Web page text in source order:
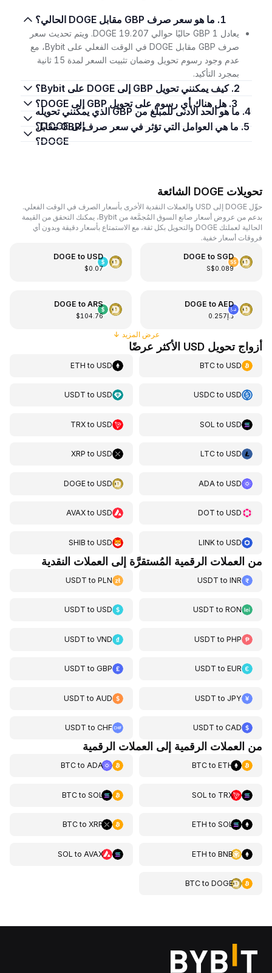
1. ما هو سعر صرف GBP مقابل DOGE الحالي؟
يعادل 1 GBP حاليًا حوالي 19.207 DOGE. ويتم تحديث سعر
صرف GBP مقابل DOGE في الوقت الفعلي على Bybit، مع
عدم وجود رسوم تحويل وضمان تثبيت السعر لمدة 15 ثانية
بمجرد التأكيد.
2. كيف يمكنني تحويل GBP إلى DOGE على Bybit؟
3. هل هناك أي رسوم على تحويل GBP إلى DOGE؟
4. ما هو الحد الأدنى للمبلغ من GBP الذي يمكنني تحويله
إلى DOGE؟
5. ما هي العوامل التي تؤثر في سعر صرف GBP مقابل
DOGE؟
تحويلات DOGE الشائعة
حوِّل DOGE إلى USD والعملات النقدية الأخرى بأسعار الصرف في الوقت الفعلي.
بدعم من عروض أسعار صانع السوق المُجمَّعة من Bybit، يمكنك التحقق من القيمة
الحالية لعملتك DOGE والتحويل بكل ثقة، مع الاستمتاع بأسعار دقيقة وبدون أي
فروقات أسعار خفية.
DOGE to SGD
S$0.089
DOGE to USD
$0.07
DOGE toAED
د.إ0.257
DOGE toARS
$104.76
عرض المزيد ↓
أزواج تحويل USD الأكثر عرضًا
BTCtoUSD
ETH toUSD
USDCtoUSD
USDT toUSD
SOL toUSD
TRXtoUSD
LTCtoUSD
XRP toUSD
ADA toUSD
DOGEtoUSD
DOT toUSD
AVAXtoUSD
LINKtoUSD
SHIB toUSD
من العملات الرقمية المُستقرَّة إلى العملات النقدية
USDT toINR
USDT toPLN
USDT toRON
USDT toUSD
USDT toPHP
USDT toVND
USDT toEUR
USDT toGBP
USDT toJPY
USDT to AUD
USDT toCAD
USDT toCHF
من العملات الرقمية إلى العملات الرقمية
BTCtoETH
BTCtoADA
SOL to TRX
BTCtoSOL
ETH toSOL
BTCtoXRP
ETH toBNB
SOL toAVAX
BTCtoDOGE